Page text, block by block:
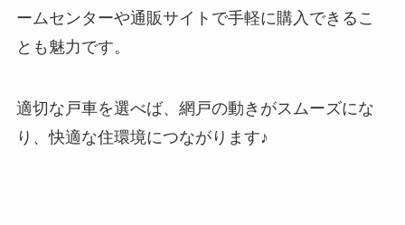
ームセンターや通販サイトで手軽に購入できるこ
とも魅力です。
適切な戸車を選べば、網戸の動きがスムーズにな
り、快適な住環境につながります♪